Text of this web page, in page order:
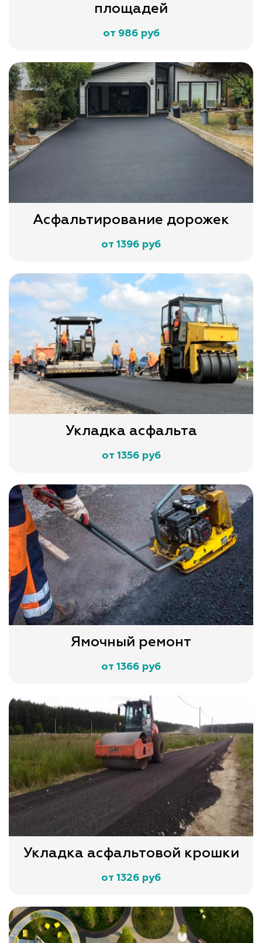
площадей
от 986 руб
Асфальтирование дорожек
от 1396 руб
Укладка асфальта
от 1356 руб
Ямочный ремонт
от 1366 руб
Укладка асфальтовой крошки
от 1326 руб